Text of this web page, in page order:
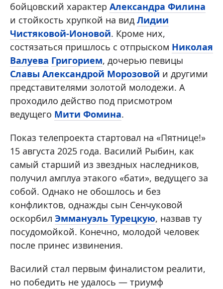
бойцовский характер Александра Филина
и стойкость хрупкой на вид Лидии
Чистяковой-Ионовой. Кроме них,
состязаться пришлось с отпрыском Николая
Валуева Григорием, дочерью певицы
Славы Александрой Морозовой и другими
представителями золотой молодежи. А
проходило действо под присмотром
ведущего Мити Фомина.
Показ телепроекта стартовал на «Пятнице!»
15 августа 2025 года. Василий Рыбин, как
самый старший из звездных наследников,
получил амплуа этакого «бати», ведущего за
собой. Однако не обошлось и без
конфликтов, однажды сын Сенчуковой
оскорбил Эммануэль Турецкую, назвав ту
посудомойкой. Конечно, молодой человек
после принес извинения.
Василий стал первым финалистом реалити,
но победить не удалось — триумф